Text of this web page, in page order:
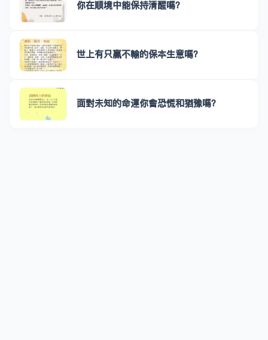
你在順境中能保持清醒嗎？
世上有只贏不輸的保本生意嗎？
面對未知的命運你會恐慌和猶豫嗎？